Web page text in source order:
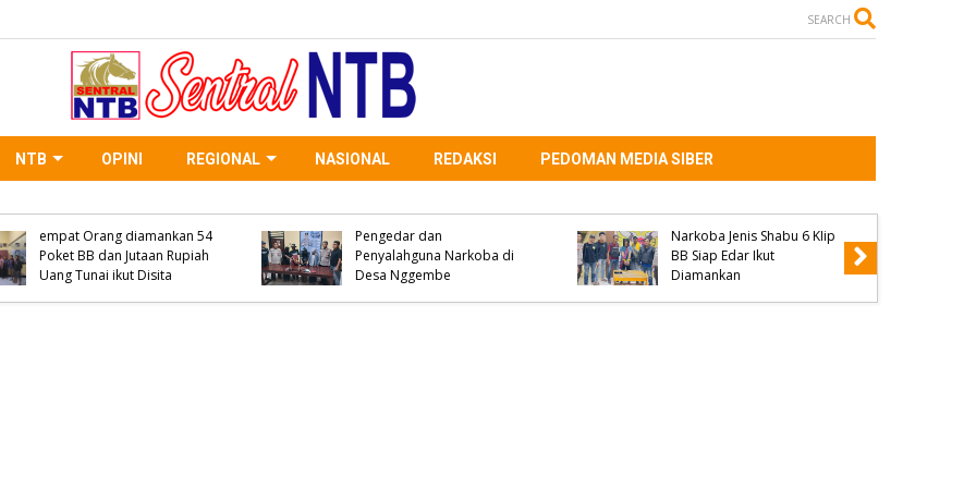
SEARCH
NTB OPINI REGIONAL NASIONAL REDAKSI PEDOMAN MEDIA SIBER
WNA Asal Negara Arab
Desa Oi Saro, Unit Inafis
Satreskrim Polres Bima
Kabupaten Olah TKP, Pihak
Keluarga Menolak Diautopsi
Terduga Pelaku Pengedar
Narkoba Jenis Shabu 4
Paket BB Siap Edar Ikut
Disita
Parado Jadi Pemateri
Seminar KKN Universitas
Muhammadiyah Bima dan
Ini Penyampaiannya